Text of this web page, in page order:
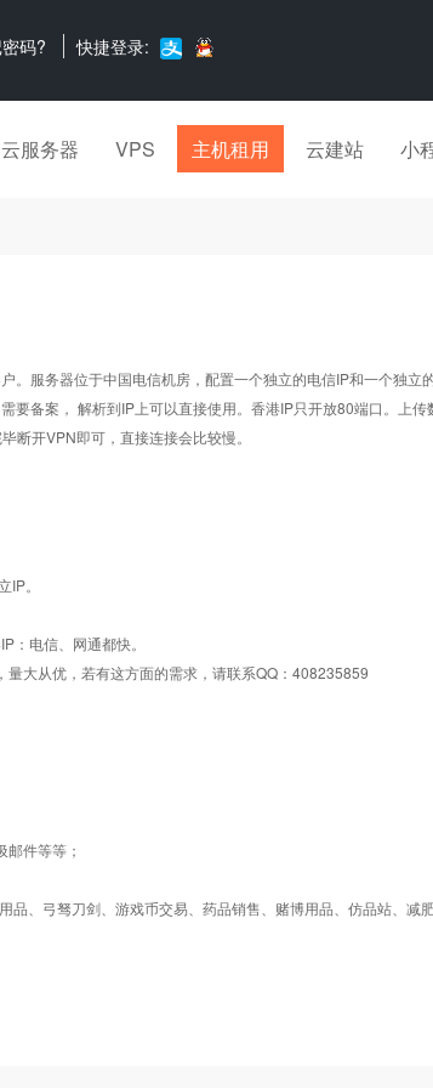
码? 快捷登录:
云服务器 VPS 主机租用 云建站 小
务器位于中国电信机房，配置一个独立的电信IP和一个独立的
备案， 解析到IP上可以直接使用。香港IP只开放80端口。上传
断开VPN即可，直接连接会比较慢。
。
：电信、网通都快。
大从优，若有这方面的需求，请联系QQ：408235859
件等等；
、弓驽刀剑、游戏币交易、药品销售、赌博用品、仿品站、